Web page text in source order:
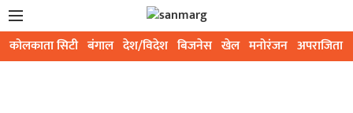
कोलकाता सिटी बंगाल देश/विदेश बिजनेस खेल मनोरंजन अपराजिता